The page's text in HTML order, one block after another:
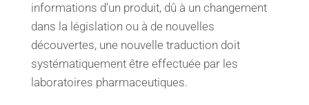
informations d’un produit, dû à un changement
dans la législation ou à de nouvelles
découvertes, une nouvelle traduction doit
systématiquement être effectuée par les
laboratoires pharmaceutiques.